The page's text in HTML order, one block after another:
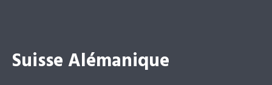
Suisse Alémanique